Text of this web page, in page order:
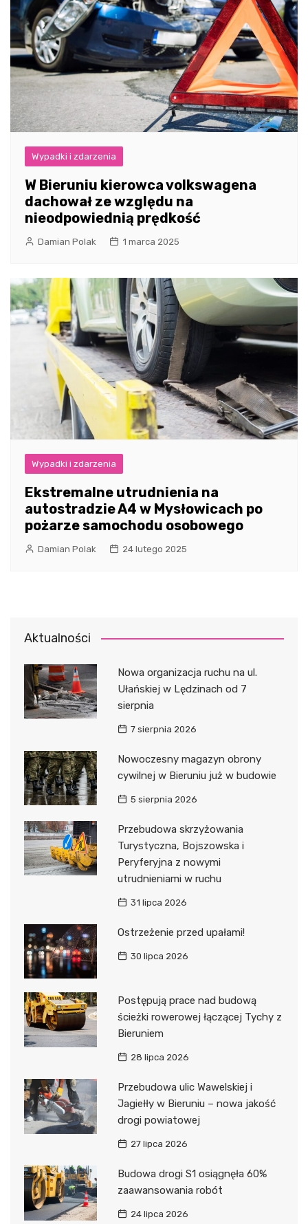
Wypadki i zdarzenia
W Bieruniu kierowca volkswagena
dachował ze względu na
nieodpowiednią prędkość
Damian Polak 1 marca 2025
Wypadki i zdarzenia
Ekstremalne utrudnienia na
autostradzie A4 w Mysłowicach po
pożarze samochodu osobowego
Damian Polak 24 lutego 2025
Aktualności
Nowa organizacja ruchu na ul.
Ułańskiej w Lędzinach od 7
sierpnia
7 sierpnia 2026
Nowoczesny magazyn obrony
cywilnej w Bieruniu już w budowie
5 sierpnia 2026
Przebudowa skrzyżowania
Turystyczna, Bojszowska i
Peryferyjna z nowymi
utrudnieniami w ruchu
31 lipca 2026
Ostrzeżenie przed upałami!
30 lipca 2026
Postępują prace nad budową
ścieżki rowerowej łączącej Tychy z
Bieruniem
28 lipca 2026
Przebudowa ulic Wawelskiej i
Jagiełły w Bieruniu – nowa jakość
drogi powiatowej
27 lipca 2026
Budowa drogi S1 osiągnęła 60%
zaawansowania robót
24 lipca 2026